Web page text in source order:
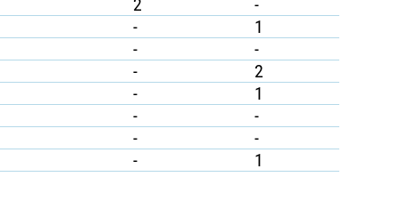
2
-
-
1
-
-
-
2
-
1
-
-
-
-
-
1